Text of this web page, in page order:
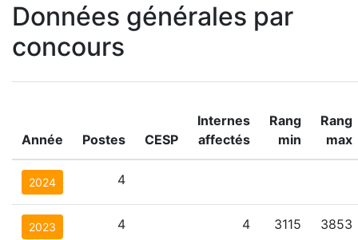
Données générales par
concours
Année Postes CESP
Internes
affectés
Rang
min
Rang
max
2024 4
2023 4 4 3115 3853